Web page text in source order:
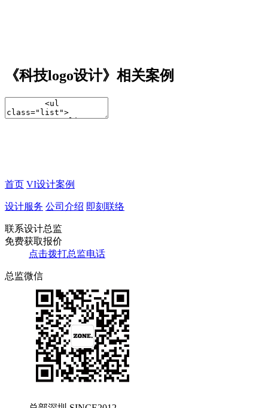
《科技logo设计》相关案例
首页 VI设计案例
设计服务 公司介绍 即刻联络
联系设计总监
免费获取报价
点击拨打总监电话
总监微信